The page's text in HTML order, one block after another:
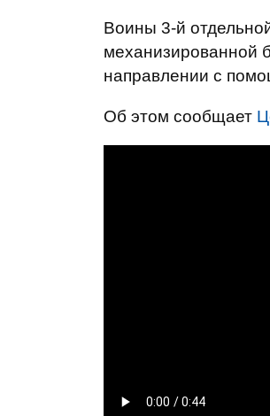
Воины 3-й
механизированной
направлении с
Об этом сообщает